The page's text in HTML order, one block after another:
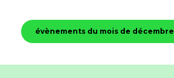
évènements du mois de décembre